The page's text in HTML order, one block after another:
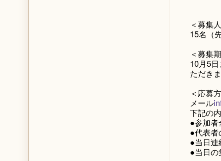
＜募集
15名（
＜募集
10月5
ただき
＜応募
メール
下記の
●参加
●代表
●当日
●当日